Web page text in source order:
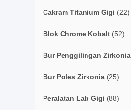
Cakram Titanium Gigi (22)
Blok Chrome Kobalt (52)
Bur Penggilingan Zirkonia
Bur Poles Zirkonia (25)
Peralatan Lab Gigi (88)